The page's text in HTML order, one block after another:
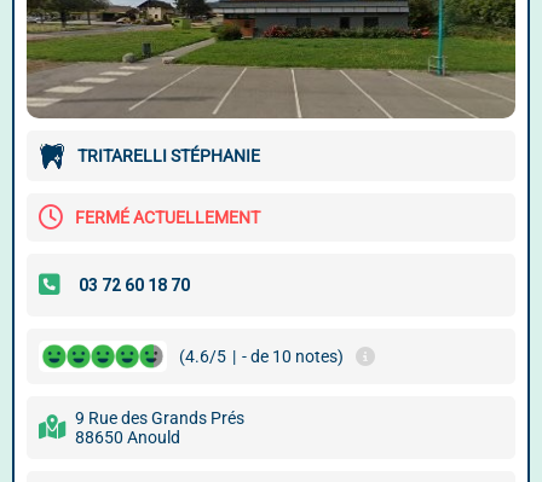
TRITARELLI STÉPHANIE
FERMÉ ACTUELLEMENT
(4.6/5 | - de 10 notes)
9 Rue des Grands Prés
88650 Anould